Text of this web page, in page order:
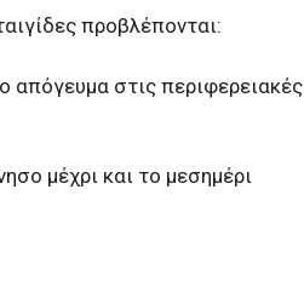
προβλέπονται:
απόγευμα στις περιφερειακές
μέχρι και το μεσημέρι